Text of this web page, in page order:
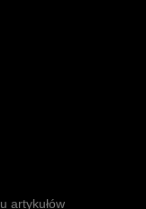
artykułów